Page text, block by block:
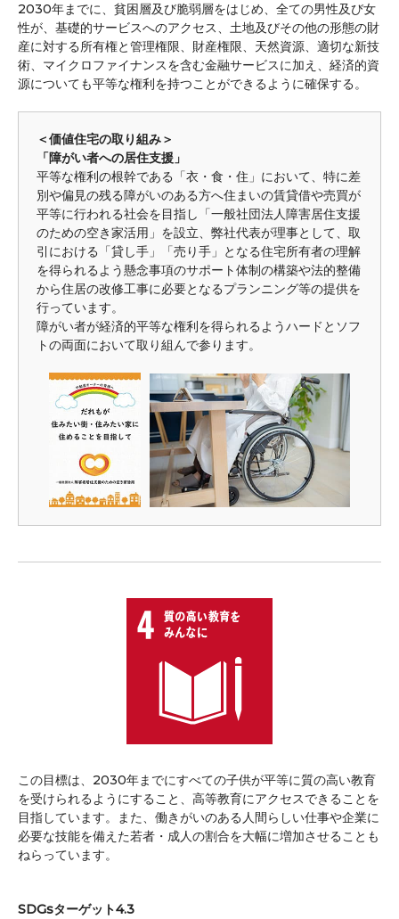
2030年までに、貧困層及び脆弱層をはじめ、全ての男性及び女
性が、基礎的サービスへのアクセス、土地及びその他の形態の財
産に対する所有権と管理権限、財産権限、天然資源、適切な新技
術、マイクロファイナンスを含む金融サービスに加え、経済的資
源についても平等な権利を持つことができるように確保する。
＜価値住宅の取り組み＞
「障がい者への居住支援」
平等な権利の根幹である「衣・食・住」において、特に差
別や偏見の残る障がいのある方へ住まいの賃貸借や売買が
平等に行われる社会を目指し「一般社団法人障害居住支援
のための空き家活用」を設立、弊社代表が理事として、取
引における「貸し手」「売り手」となる住宅所有者の理解
を得られるよう懸念事項のサポート体制の構築や法的整備
から住居の改修工事に必要となるプランニング等の提供を
行っています。
障がい者が経済的平等な権利を得られるようハードとソフ
トの両面において取り組んで参ります。
この目標は、2030年までにすべての子供が平等に質の高い教育
を受けられるようにすること、高等教育にアクセスできることを
目指しています。また、働きがいのある人間らしい仕事や企業に
必要な技能を備えた若者・成人の割合を大幅に増加させることも
ねらっています。
SDGsターゲット4.3